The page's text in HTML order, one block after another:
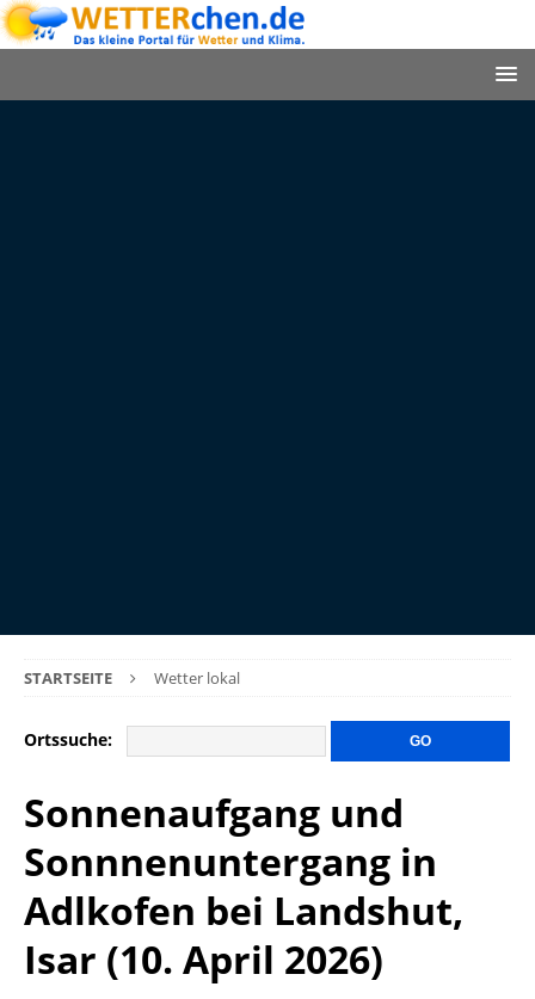
STARTSEITE Wetter lokal
Ortssuche:
Sonnenaufgang und
Sonnnenuntergang in
Adlkofen bei Landshut,
Isar (10. April 2026)